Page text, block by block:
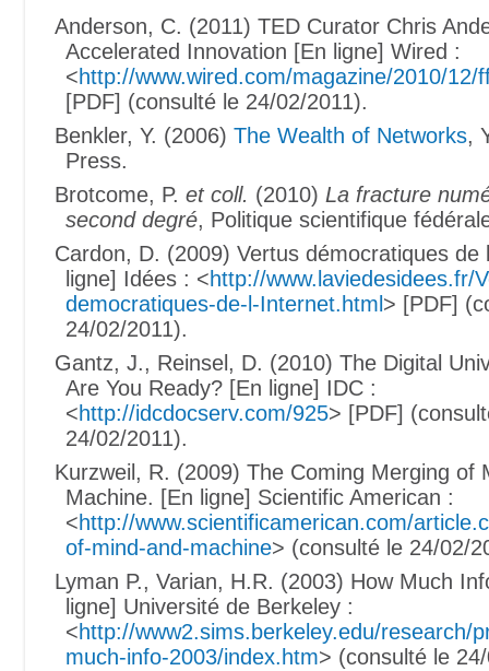
Anderson, C. (2011) TED Curator Chris
Accelerated Innovation [En ligne] Wired :
<http://www.wired.com/magazine/2010/12/
[PDF] (consulté le 24/02/2011).
Benkler, Y. (2006) The Wealth of Networks,
Press.
Brotcome, P. et coll. (2010) La fracture
second degré, Politique scientifique
Cardon, D. (2009) Vertus démocratiques de
ligne] Idées : <http://www.laviedesidees.fr/
democratiques-de-l-Internet.html > [PDF]
24/02/2011).
Gantz, J., Reinsel, D. (2010) The Digital
Are You Ready? [En ligne] IDC :
<http://idcdocserv.com/925> [PDF]
24/02/2011).
Kurzweil, R. (2009) The Coming Merging of
Machine. [En ligne] Scientific American :
<http://www.scientificamerican.com/
of-mind-and-machine> (consulté le 24/02/
Lyman P., Varian, H.R. (2003) How Much
ligne] Université de Berkeley :
<http://www2.sims.berkeley.edu/research/
much-info-2003/index.htm> (consulté le